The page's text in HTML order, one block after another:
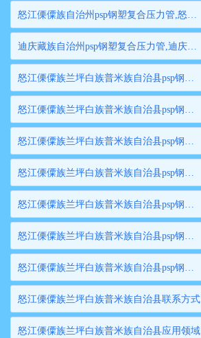
怒江傈僳族自治州psp钢塑复合压力管,怒江傈僳族自治州钢塑复合管,怒江傈僳族自治州衬塑钢管,怒江傈僳族自治州psp钢塑复合穿线管,怒江傈僳族自治州内衬塑复合钢管
迪庆藏族自治州psp钢塑复合压力管,迪庆藏族自治州钢塑复合管,迪庆藏族自治州衬塑钢管,迪庆藏族自治州psp钢塑复合穿线管,迪庆藏族自治州内衬塑复合钢管
怒江傈僳族兰坪白族普米族自治县psp钢塑复合穿线管公司公司简介
怒江傈僳族兰坪白族普米族自治县psp钢塑复合穿线管公司新闻中心
怒江傈僳族兰坪白族普米族自治县psp钢塑复合穿线管公司产品展示
怒江傈僳族兰坪白族普米族自治县psp钢塑复合穿线管公司销售网络
怒江傈僳族兰坪白族普米族自治县psp钢塑复合穿线管公司资质荣誉
怒江傈僳族兰坪白族普米族自治县psp钢塑复合穿线管公司应用领域
怒江傈僳族兰坪白族普米族自治县psp钢塑复合穿线管公司联系我们
怒江傈僳族兰坪白族普米族自治县联系方式
怒江傈僳族兰坪白族普米族自治县应用领域